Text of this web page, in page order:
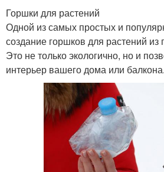
Горшки для растений
Одной из самых простых и
создание горшков для растений из
Это не только экологично, но и
интерьер вашего дома или балкона.